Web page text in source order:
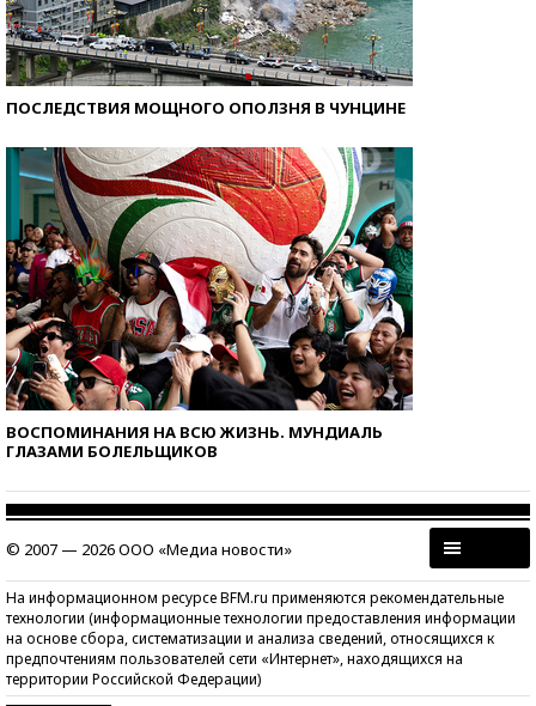
ПОСЛЕДСТВИЯ МОЩНОГО ОПОЛЗНЯ В ЧУНЦИНЕ
ВОСПОМИНАНИЯ НА ВСЮ ЖИЗНЬ. МУНДИАЛЬ
ГЛАЗАМИ БОЛЕЛЬЩИКОВ
© 2007 — 2026 ООО «Медиа новости»
На информационном ресурсе BFM.ru применяются рекомендательные
технологии (информационные технологии предоставления информации
на основе сбора, систематизации и анализа сведений, относящихся к
предпочтениям пользователей сети «Интернет», находящихся на
территории Российской Федерации)